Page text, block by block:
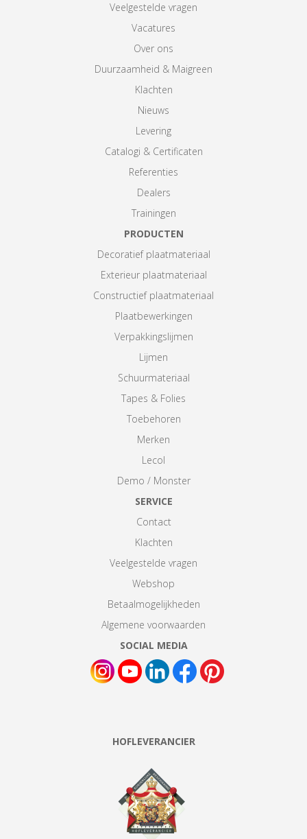
Veelgestelde vragen
Vacatures
Over ons
Duurzaamheid & Maigreen
Klachten
Nieuws
Levering
Catalogi & Certificaten
Referenties
Dealers
Trainingen
PRODUCTEN
Decoratief plaatmateriaal
Exterieur plaatmateriaal
Constructief plaatmateriaal
Plaatbewerkingen
Verpakkingslijmen
Lijmen
Schuurmateriaal
Tapes & Folies
Toebehoren
Merken
Lecol
Demo / Monster
SERVICE
Contact
Klachten
Veelgestelde vragen
Webshop
Betaalmogelijkheden
Algemene voorwaarden
SOCIAL MEDIA
HOFLEVERANCIER